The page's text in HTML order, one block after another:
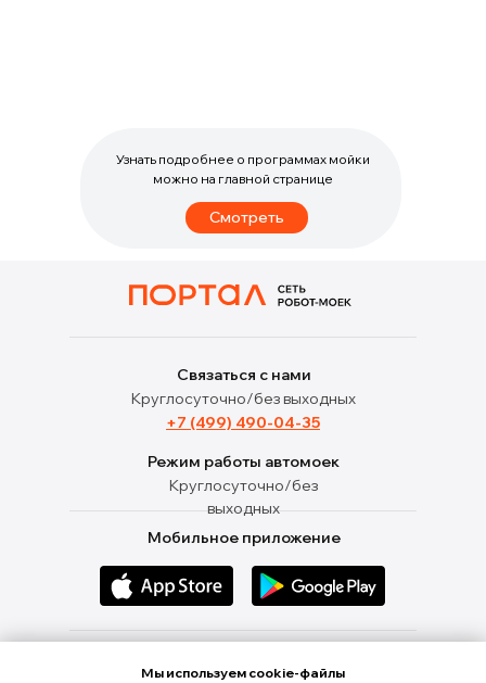
Узнать подробнее о программах мойки
можно на главной странице
Смотреть
Мы используем cookie-файлы
+7 (499) 490-04-35
Круглосуточно/без
выходных
Связаться с нами
Режим работы автомоек
Круглосуточно/без выходных
Мобильное приложение